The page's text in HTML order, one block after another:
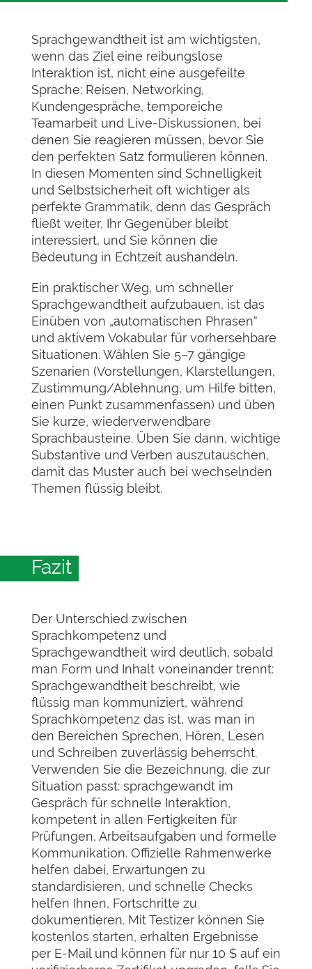
Sprachgewandtheit ist am wichtigsten,
wenn das Ziel eine reibungslose
Interaktion ist, nicht eine ausgefeilte
Sprache: Reisen, Networking,
Kundengespräche, temporeiche
Teamarbeit und Live-Diskussionen, bei
denen Sie reagieren müssen, bevor Sie
den perfekten Satz formulieren können.
In diesen Momenten sind Schnelligkeit
und Selbstsicherheit oft wichtiger als
perfekte Grammatik, denn das Gespräch
fließt weiter, Ihr Gegenüber bleibt
interessiert, und Sie können die
Bedeutung in Echtzeit aushandeln.
Ein praktischer Weg, um schneller
Sprachgewandtheit aufzubauen, ist das
Einüben von „automatischen Phrasen“
und aktivem Vokabular für vorhersehbare
Situationen. Wählen Sie 5–7 gängige
Szenarien (Vorstellungen, Klarstellungen,
Zustimmung/Ablehnung, um Hilfe bitten,
einen Punkt zusammenfassen) und üben
Sie kurze, wiederverwendbare
Sprachbausteine. Üben Sie dann, wichtige
Substantive und Verben auszutauschen,
damit das Muster auch bei wechselnden
Themen flüssig bleibt.
Fazit
Der Unterschied zwischen
Sprachkompetenz und
Sprachgewandtheit wird deutlich, sobald
man Form und Inhalt voneinander trennt:
Sprachgewandtheit beschreibt, wie
flüssig man kommuniziert, während
Sprachkompetenz das ist, was man in
den Bereichen Sprechen, Hören, Lesen
und Schreiben zuverlässig beherrscht.
Verwenden Sie die Bezeichnung, die zur
Situation passt: sprachgewandt im
Gespräch für schnelle Interaktion,
kompetent in allen Fertigkeiten für
Prüfungen, Arbeitsaufgaben und formelle
Kommunikation. Offizielle Rahmenwerke
helfen dabei, Erwartungen zu
standardisieren, und schnelle Checks
helfen Ihnen, Fortschritte zu
dokumentieren. Mit Testizer können Sie
kostenlos starten, erhalten Ergebnisse
per E-Mail und können für nur 10 $ auf ein